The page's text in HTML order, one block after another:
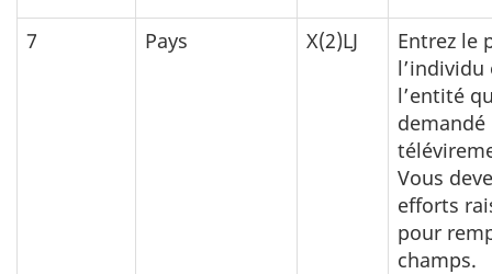
7 Pays X(2)LJ
Entrez le
l’individu
l’entité
demandé
Vous
efforts
pour
champs.